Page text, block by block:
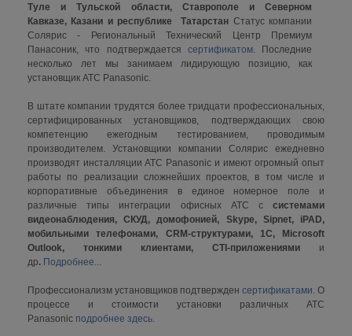
Туле и Тульской области, Ставрополе и Северном
Кавказе, Казани и республике Татарстан Статус компании
Солярис - Региональный Технический Центр Премиум
Панасоник, что подтверждается сертификатом. Последние
несколько лет мы занимаем лидирующую позицию, как
установщик АТС Panasonic.
В штате компании трудятся более тридцати профессиональных,
сертифицированных установщиков, подтверждающих свою
компетенцию ежегодным тестированием, проводимым
производителем. Установщики компании Солярис ежедневно
производят инсталляции АТС Panasonic и имеют огромный опыт
работы по реализации сложнейших проектов, в том числе и
корпоративные объединения в единое номерное поле и
различные типы интеграции офисных АТС с системами
видеонаблюдения, СКУД, домофонией, Skype, Sipnet, iPAD,
мобильными телефонами, CRM-структурами, 1С, Microsoft
Outlook, тонкими клиентами, CTI-приложениями и
др. Подробнее...
Профессионализм установщиков подтвержден сертификатами. О
процессе и стоимости установки различных АТС
Panasonic подробнее здесь.